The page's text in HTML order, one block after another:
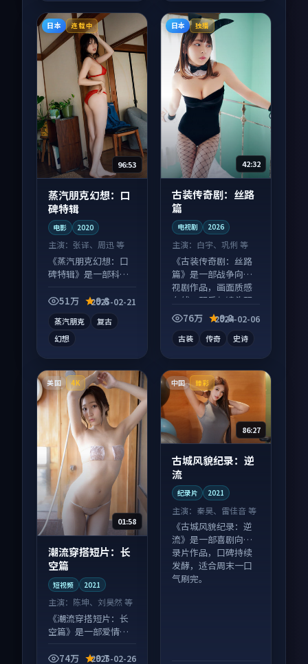
日本 连载中
96:53
蒸汽朋克幻想：口
碑特辑
电影 2020
主演： 张译、周迅 等
《蒸汽朋克幻想：口
碑特辑》是一部科幻
蛋别错过，字幕区常
51万 9.8
2025-02-21
蒸汽朋克
复古
幻想
日本 独播
42:32
古装传奇剧：丝路
篇
电视剧 2026
主演： 白宇、巩俐 等
《古装传奇剧：丝路
篇》是一部战争向电
视剧作品，画面质感
在线，配乐与镜头配
合度高。
76万 9.8
2024-02-06
古装 传奇 史诗
美国 4K
01:58
潮流穿搭短片：长
空篇
短视频 2021
主演： 陈坤、刘昊然 等
《潮流穿搭短片：长
空篇》是一部爱情向
系层层推进，尾声常
74万 9.7
2025-02-26
中国 臻彩
86:27
古城风貌纪录：逆
流
纪录片 2021
主演： 秦昊、雷佳音 等
《古城风貌纪录：逆
流》是一部喜剧向纪
录片作品，口碑持续
发酵，适合周末一口
气刷完。